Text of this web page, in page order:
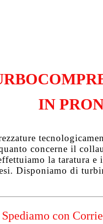
IN
concerne il
la taratura
. Disponiamo di
con